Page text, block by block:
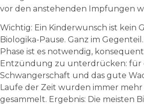
vor den anstehenden Impfungen
Wichtig: Ein Kinderwunsch ist kein
Biologika-Pause. Ganz im
Phase ist es notwendig,
Entzündung zu unterdrücken: für
Schwangerschaft und das gute
Laufe der Zeit wurden immer
gesammelt. Ergebnis: Die meisten